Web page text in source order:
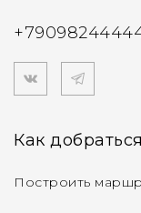
Как добраться
Построить